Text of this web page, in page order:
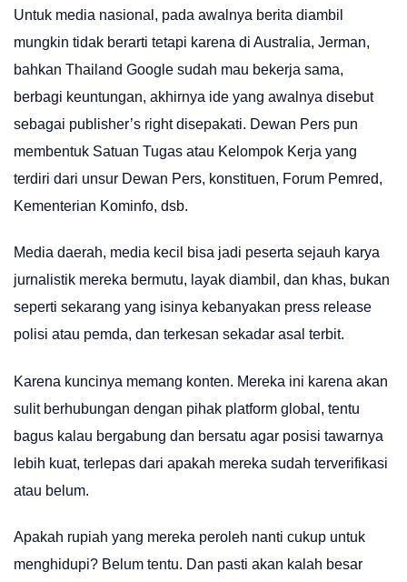
Untuk media nasional, pada awalnya berita diambil
mungkin tidak berarti tetapi karena di Australia, Jerman,
bahkan Thailand Google sudah mau bekerja sama,
berbagi keuntungan, akhirnya ide yang awalnya disebut
sebagai publisher’s right disepakati. Dewan Pers pun
membentuk Satuan Tugas atau Kelompok Kerja yang
terdiri dari unsur Dewan Pers, konstituen, Forum Pemred,
Kementerian Kominfo, dsb.
Media daerah, media kecil bisa jadi peserta sejauh karya
jurnalistik mereka bermutu, layak diambil, dan khas, bukan
seperti sekarang yang isinya kebanyakan press release
polisi atau pemda, dan terkesan sekadar asal terbit.
Karena kuncinya memang konten. Mereka ini karena akan
sulit berhubungan dengan pihak platform global, tentu
bagus kalau bergabung dan bersatu agar posisi tawarnya
lebih kuat, terlepas dari apakah mereka sudah terverifikasi
atau belum.
Apakah rupiah yang mereka peroleh nanti cukup untuk
menghidupi? Belum tentu. Dan pasti akan kalah besar